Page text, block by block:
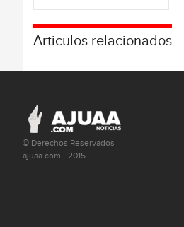
Articulos relacionados
© Derechos Reservados
ajuaa.com - 2015